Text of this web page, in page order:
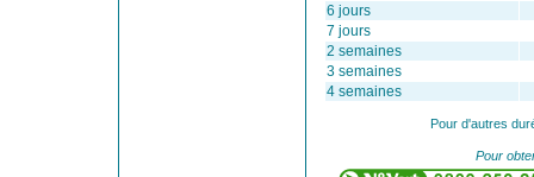
6 jours
7 jours
2 semaines
3 semaines
4 semaines
Pour d'autres
Pour